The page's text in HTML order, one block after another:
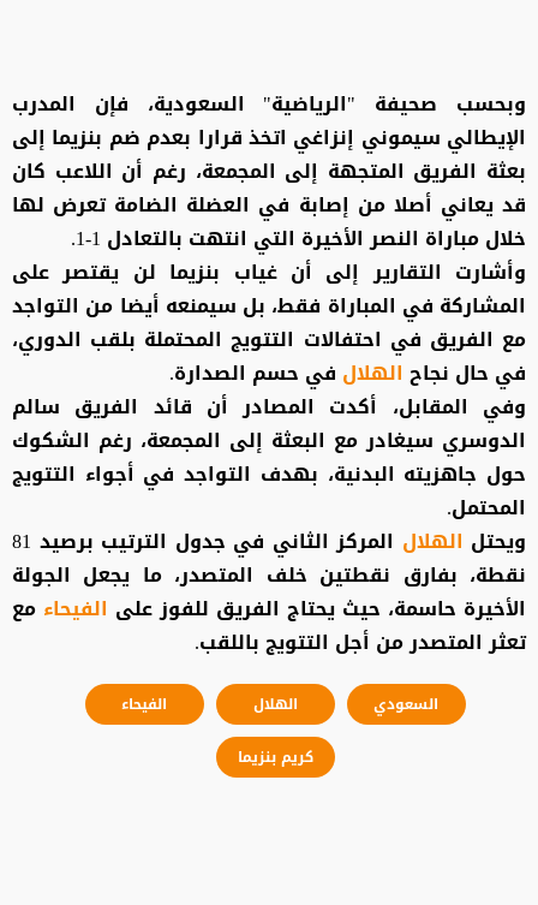
وبحسب صحيفة "الرياضية" السعودية، فإن المدرب
الإيطالي سيموني إنزاغي اتخذ قرارا بعدم ضم بنزيما إلى
بعثة الفريق المتجهة إلى المجمعة، رغم أن اللاعب كان
قد يعاني أصلا من إصابة في العضلة الضامة تعرض لها
خلال مباراة النصر الأخيرة التي انتهت بالتعادل 1-1.
وأشارت التقارير إلى أن غياب بنزيما لن يقتصر على
المشاركة في المباراة فقط، بل سيمنعه أيضا من التواجد
مع الفريق في احتفالات التتويج المحتملة بلقب الدوري،
في حال نجاح الهلال في حسم الصدارة.
وفي المقابل، أكدت المصادر أن قائد الفريق سالم
الدوسري سيغادر مع البعثة إلى المجمعة، رغم الشكوك
حول جاهزيته البدنية، بهدف التواجد في أجواء التتويج
المحتمل.
ويحتل الهلال
المركز الثاني في جدول الترتيب برصيد 81
نقطة، بفارق نقطتين خلف المتصدر، ما يجعل الجولة
الأخيرة حاسمة، حيث يحتاج الفريق للفوز على الفيحاء مع
تعثر المتصدر من أجل التتويج باللقب.
السعودي الهلال
الفيحاء
كريم بنزيما